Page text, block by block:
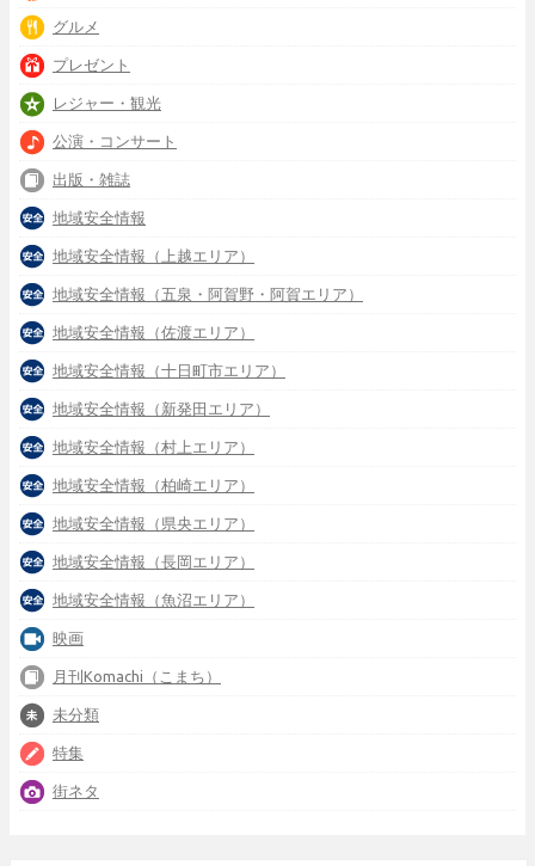
グルメ
プレゼント
レジャー・観光
公演・コンサート
出版・雑誌
地域安全情報
地域安全情報（上越エリア）
地域安全情報（五泉・阿賀野・阿賀エリア）
地域安全情報（佐渡エリア）
地域安全情報（十日町市エリア）
地域安全情報（新発田エリア）
地域安全情報（村上エリア）
地域安全情報（柏崎エリア）
地域安全情報（県央エリア）
地域安全情報（長岡エリア）
地域安全情報（魚沼エリア）
映画
月刊Komachi（こまち）
未分類
特集
街ネタ